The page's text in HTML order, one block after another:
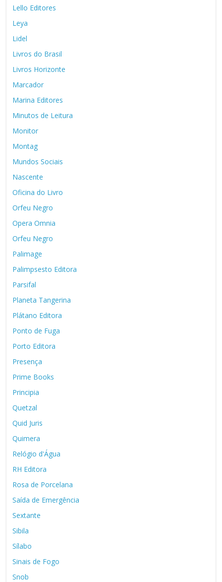
Lello Editores
Leya
Lidel
Livros do Brasil
Livros Horizonte
Marcador
Marina Editores
Minutos de Leitura
Monitor
Montag
Mundos Sociais
Nascente
Oficina do Livro
Orfeu Negro
Opera Omnia
Orfeu Negro
Palimage
Palimpsesto Editora
Parsifal
Planeta Tangerina
Plátano Editora
Ponto de Fuga
Porto Editora
Presença
Prime Books
Principia
Quetzal
Quid Juris
Quimera
Relógio d'Água
RH Editora
Rosa de Porcelana
Saída de Emergência
Sextante
Sibila
Sílabo
Sinais de Fogo
Snob